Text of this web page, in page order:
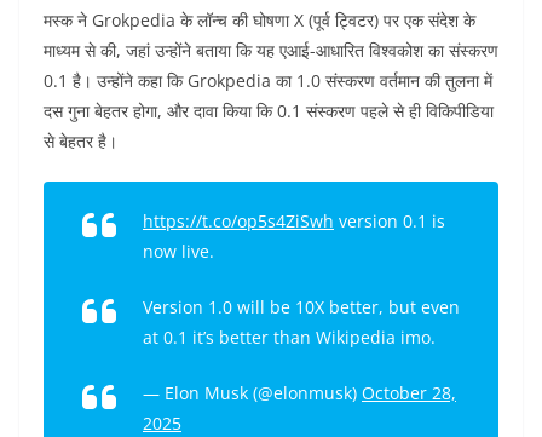
मस्क ने Grokpedia के लॉन्च की घोषणा X (पूर्व ट्विटर) पर एक संदेश के
माध्यम से की, जहां उन्होंने बताया कि यह एआई-आधारित विश्वकोश का संस्करण
0.1 है। उन्होंने कहा कि Grokpedia का 1.0 संस्करण वर्तमान की तुलना में
दस गुना बेहतर होगा, और दावा किया कि 0.1 संस्करण पहले से ही विकिपीडिया
से बेहतर है।
https://t.co/op5s4ZiSwh version 0.1 is
now live.
Version 1.0 will be 10X better, but even
at 0.1 it’s better than Wikipedia imo.
— Elon Musk (@elonmusk) October 28,
2025